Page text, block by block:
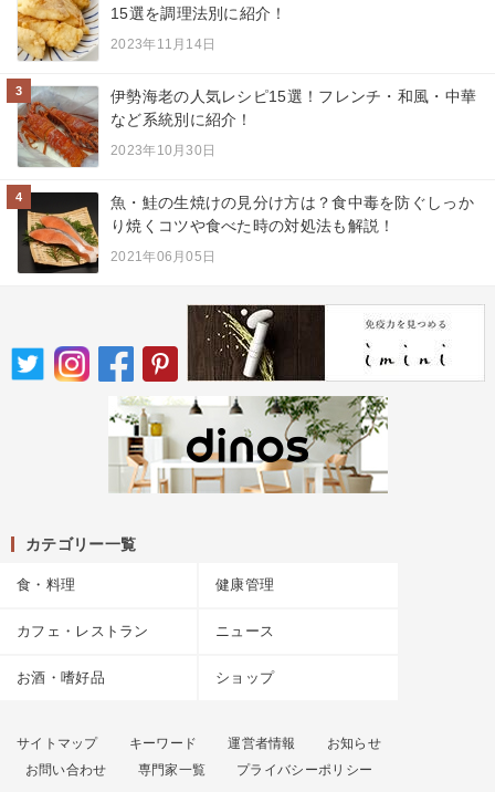
15選を調理法別に紹介！
2023年11月14日
3
伊勢海老の人気レシピ15選！フレンチ・和風・中華
など系統別に紹介！
2023年10月30日
4
魚・鮭の生焼けの見分け方は？食中毒を防ぐしっか
り焼くコツや食べた時の対処法も解説！
2021年06月05日
カテゴリー一覧
食・料理 健康管理
カフェ・レストラン ニュース
お酒・嗜好品 ショップ
サイトマップ キーワード 運営者情報
お知らせ
お問い合わせ
専門家一覧 プライバシーポリシー